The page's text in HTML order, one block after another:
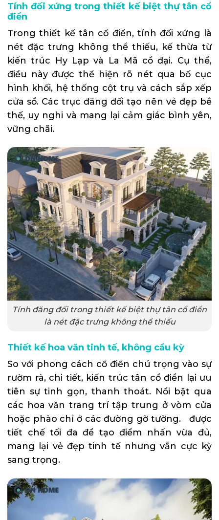
Tính đối xứng trong thiết kế biệt thự tân cổ
điển
Trong thiết kế tân cổ điển, tính đối xứng là
nét đặc trưng không thể thiếu, kế thừa từ
kiến trúc Hy Lạp và La Mã cổ đại. Cụ thể,
điều này được thể hiện rõ nét qua bố cục
hình khối, hệ thống cột trụ và cách sắp xếp
cửa sổ. Các trục đăng đối tạo nên vẻ đẹp bề
thế, uy nghi và mang lại cảm giác bình yên,
vững chãi.
Tính đăng đối trong thiết kế biệt thự tân cổ điển
là nét đặc trưng không thể thiếu
Thiết kế hoa văn tinh tế, không cầu kỳ
So với phong cách cổ điển chú trọng vào sự
rườm rà, chi tiết, kiến trúc tân cổ điển lại ưu
tiên sự tinh gọn, thanh thoát. Nổi bật qua
các hoa văn trang trí tập trung ở vòm cửa
hoặc phào chỉ ở các đường gờ tường. được
tiết chế tối đa để tạo điểm nhấn vừa đủ,
mang lại vẻ đẹp tinh tế nhưng vẫn cực kỳ
sang trọng.